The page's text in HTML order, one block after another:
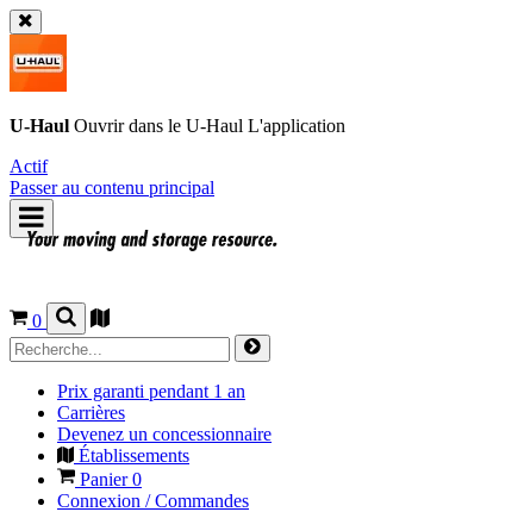
U-Haul Ouvrir dans le U-Haul L'application
Actif
Passer au contenu principal
0
Prix garanti pendant 1 an
Carrières
Devenez un concessionnaire
Établissements
Panier0
Connexion / Commandes